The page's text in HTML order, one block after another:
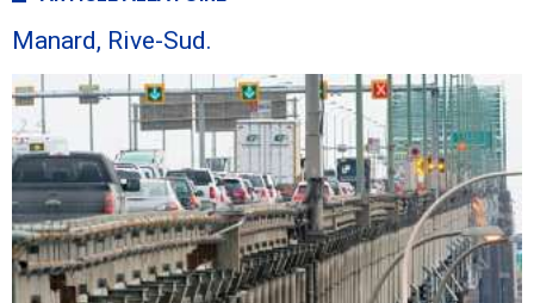
Manard, Rive-Sud.